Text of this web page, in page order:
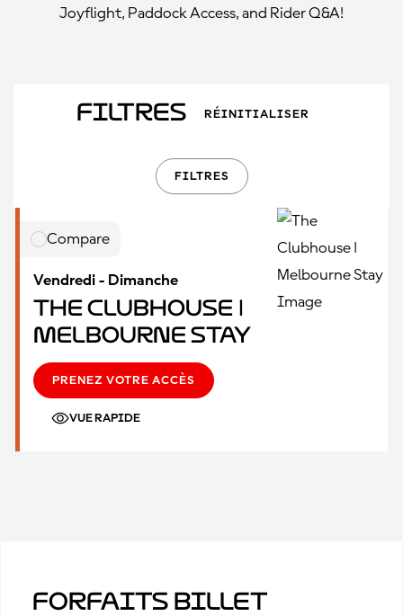
Joyflight, Paddock Access, and Rider Q&A!
Filtres RÉINITIALISER
FILTRES
Compare
Vendredi - Dimanche
The Clubhouse |
Melbourne Stay
PRENEZ VOTRE ACCÈS
VUE RAPIDE
Forfaits billet